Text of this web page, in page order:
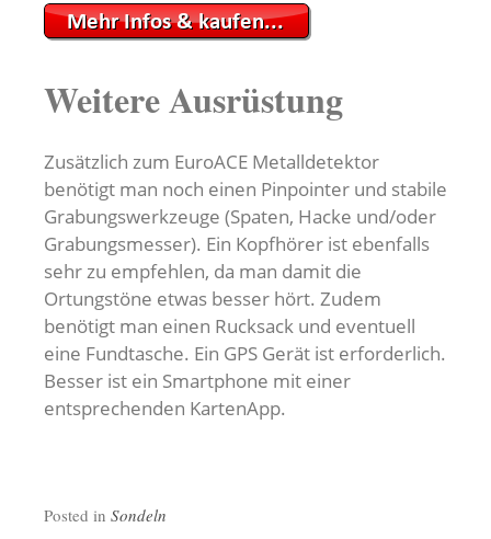
Weitere Ausrüstung
Zusätzlich zum EuroACE Metalldetektor
benötigt man noch einen Pinpointer und stabile
Grabungswerkzeuge (Spaten, Hacke und/oder
Grabungsmesser). Ein Kopfhörer ist ebenfalls
sehr zu empfehlen, da man damit die
Ortungstöne etwas besser hört. Zudem
benötigt man einen Rucksack und eventuell
eine Fundtasche. Ein GPS Gerät ist erforderlich.
Besser ist ein Smartphone mit einer
entsprechenden KartenApp.
Posted in Sondeln